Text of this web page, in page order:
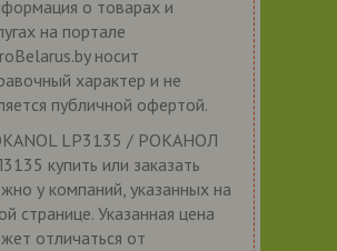
о товарах и
на портале
носит
характер и не
публичной офертой.
LP3135 / РОКАНОЛ
купить или заказать
у компаний, указанных на
странице. Указанная цена
отличаться от